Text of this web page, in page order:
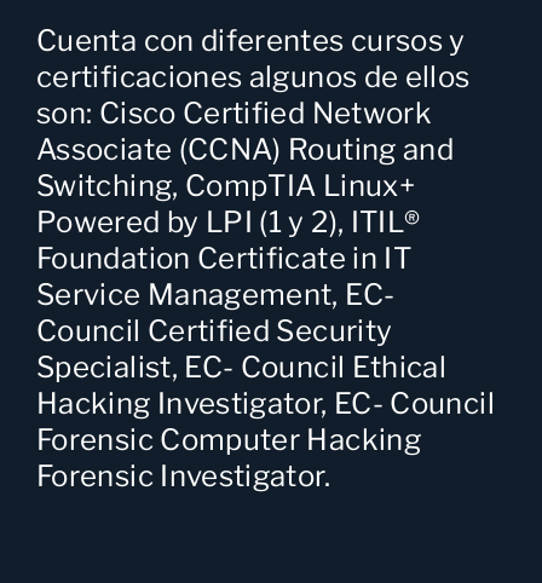
Cuenta con diferentes cursos y
certificaciones algunos de ellos
son: Cisco Certified Network
Associate (CCNA) Routing and
Switching, CompTIA Linux+
Powered by LPI (1 y 2), ITIL®
Foundation Certificate in IT
Service Management, EC-
Council Certified Security
Specialist, EC- Council Ethical
Hacking Investigator, EC- Council
Forensic Computer Hacking
Forensic Investigator.